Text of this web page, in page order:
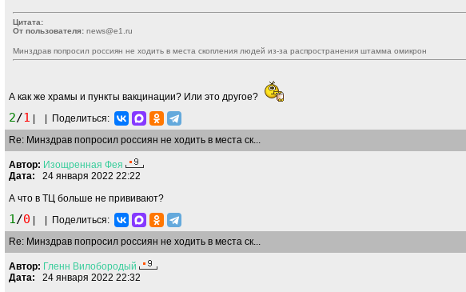
Цитата:
От пользователя: news@e1.ru
Минздрав попросил россиян не ходить в места скопления людей из-за распространения штамма омикрон
А как же храмы и пункты вакцинации? Или это другое?
2/1
Поделиться:
Re: Минздрав попросил россиян не ходить в места ск...
Автор: Изощренная Фея
Дата: 24 января 2022 22:22
А что в ТЦ больше не прививают?
1/0
Поделиться:
Re: Минздрав попросил россиян не ходить в места ск...
Автор: Гленн Вилобородый
Дата: 24 января 2022 22:32